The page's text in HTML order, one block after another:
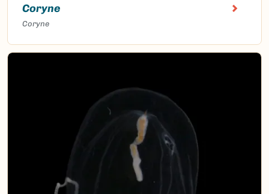
Coryne
Coryne